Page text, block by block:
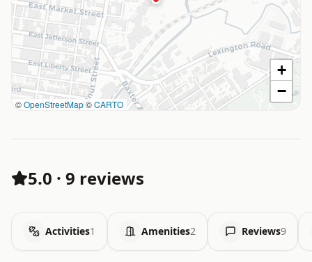
©OpenStreetMap©CARTO
+
−
5.0 · 9 reviews
Activities1 Amenities2 Reviews9